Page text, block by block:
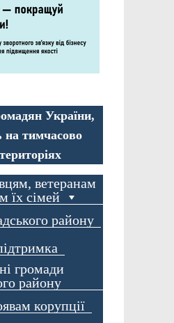
України,
на тимчасово
ветеранам
їх сімей
району
громади
району
корупції